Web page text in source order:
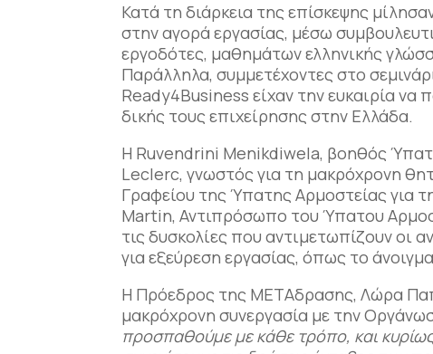
Κατά τη διάρκεια της επίσκεψης
στην αγορά εργασίας, μέσω
εργοδότες, μαθημάτων ελληνικής
Παράλληλα, συμμετέχοντες στο
Ready4Business είχαν την ευκαιρία να
δικής τους επιχείρησης στην Ελλάδα.
Η Ruvendrini Menikdiwela, βοηθός
Leclerc, γνωστός για τη μακρόχρονη
Γραφείου της Ύπατης Αρμοστείας για
Martin, Αντιπρόσωπο του Ύπατου
τις δυσκολίες που αντιμετωπίζουν οι
για εξεύρεση εργασίας, όπως το
Η Πρόεδρος της ΜΕΤΑδρασης, Λώρα
μακρόχρονη συνεργασία με την
προσπαθούμε με κάθε τρόπο, και